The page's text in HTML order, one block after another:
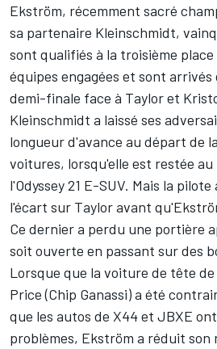
Ekström, récemment sacré
sa partenaire Kleinschmidt,
sont qualifiés à la troisième
équipes engagées et sont
demi-finale face à Taylor et
Kleinschmidt a laissé ses
longueur d'avance au départ de
voitures, lorsqu'elle est restée
l'Odyssey 21 E-SUV. Mais la
l'écart sur Taylor avant
Ce dernier a perdu une portière
soit ouverte en passant sur des
Lorsque que la voiture de tête
Price (Chip Ganassi) a été
que les autos de X44 et JBXE
problèmes, Ekström a réduit